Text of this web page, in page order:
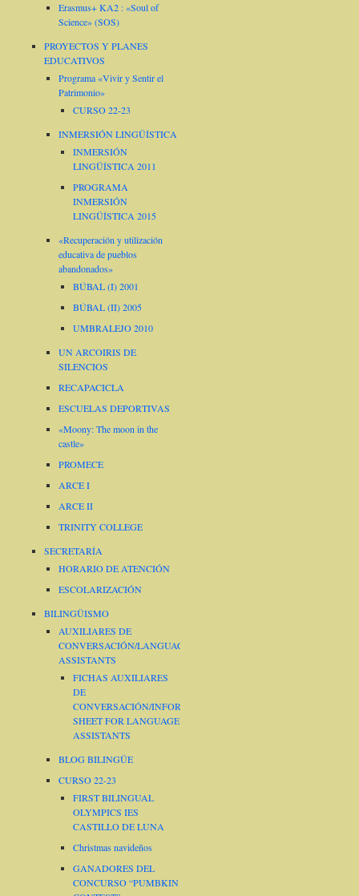
Erasmus+ KA2 : «Soul of
Science» (SOS)
PROYECTOS Y PLANES
EDUCATIVOS
Programa «Vivir y Sentir el
Patrimonio»
CURSO 22-23
INMERSIÓN LINGÜÍSTICA
INMERSIÓN
LINGÜÍSTICA 2011
PROGRAMA
INMERSIÓN
LINGÜÍSTICA 2015
«Recuperación y utilización
educativa de pueblos
abandonados»
BÚBAL (I) 2001
BÚBAL (II) 2005
UMBRALEJO 2010
UN ARCOIRIS DE
SILENCIOS
RECAPACICLA
ESCUELAS DEPORTIVAS
«Moony: The moon in the
castle»
PROMECE
ARCE I
ARCE II
TRINITY COLLEGE
SECRETARÍA
HORARIO DE ATENCIÓN
ESCOLARIZACIÓN
BILINGÜISMO
AUXILIARES DE
CONVERSACIÓN/LANGUAGE
ASSISTANTS
FICHAS AUXILIARES
DE
CONVERSACIÓN/INFORMATION
SHEET FOR LANGUAGE
ASSISTANTS
BLOG BILINGÜE
CURSO 22-23
FIRST BILINGUAL
OLYMPICS IES
CASTILLO DE LUNA
Christmas navideños
GANADORES DEL
CONCURSO “PUMBKIN